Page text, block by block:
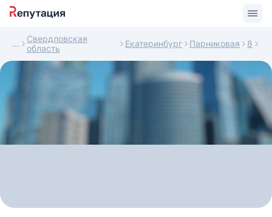
Свердловская
область
Екатеринбург Парниковая 8